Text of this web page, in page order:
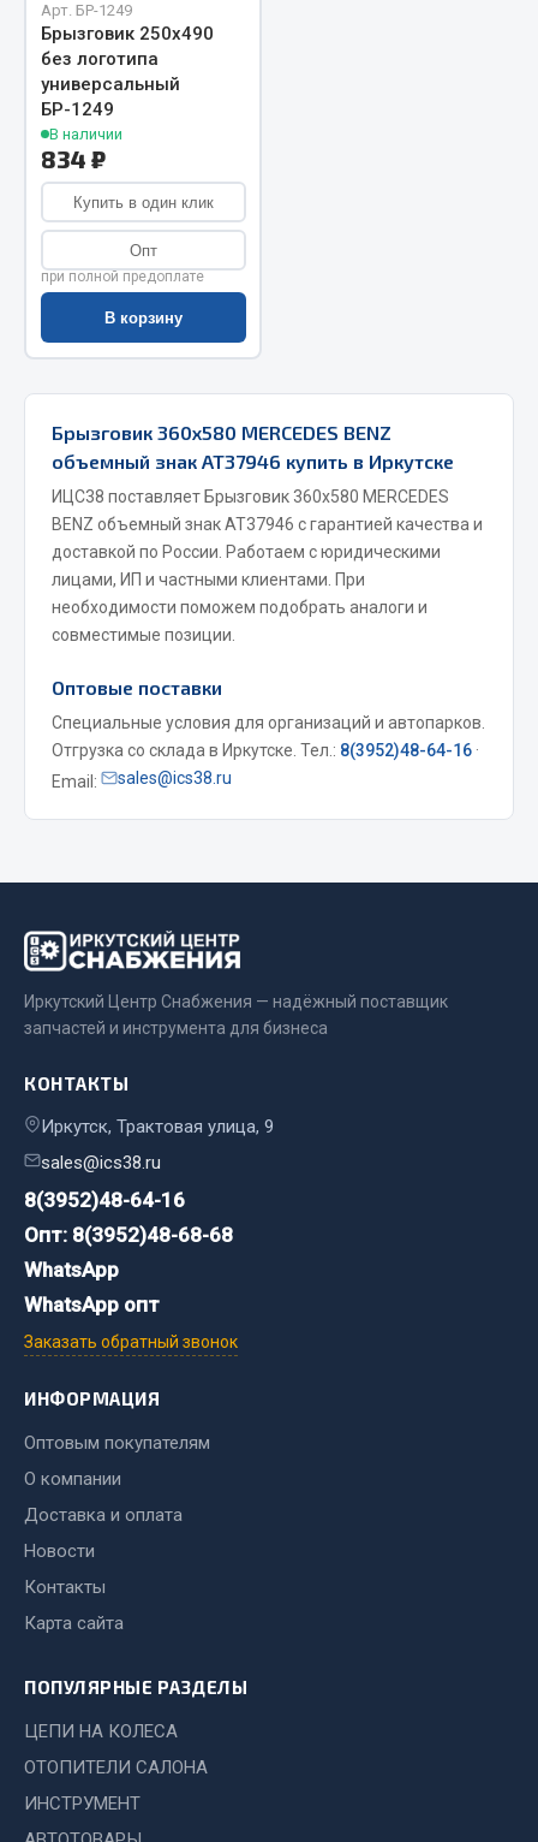
Выключатели кнопочные
Выключатель массы
Изолента
Весь раздел
Запчасти на полуприцепы
Амортизаторы для полуприцепов
Запчасти КамАЗ
Двигатель
Система питания
Система выпуска газа
Система охлаждения
Сцепление
Коробка передач ZF
Показать ещё
Система питания
Подвеска
Тормозная система
Двери
Двигатель
Электрооборудование
Весь раздел
Запчасти Урал
Двигатель
Система выпуска газа
Система охлаждения
Сцепление
Тормозная система
Запчасти ЯМЗ
Система питания
Арт. БР-1249
Брызговик 250х490
без логотипа
универсальный
БР-1249
В наличии
834 ₽
Купить в один клик
Опт
при полной предоплате
В корзину
Брызговик 360х580 MERCEDES BENZ
объемный знак АТ37946 купить в Иркутске
ИЦС38 поставляет Брызговик 360х580 MERCEDES
BENZ объемный знак АТ37946 с гарантией качества и
доставкой по России. Работаем с юридическими
лицами, ИП и частными клиентами. При
необходимости поможем подобрать аналоги и
совместимые позиции.
Оптовые поставки
Специальные условия для организаций и автопарков.
Отгрузка со склада в Иркутске. Тел.: 8(3952)48-64-16 ·
Email:
sales@ics38.ru
Иркутский Центр Снабжения — надёжный поставщик
запчастей и инструмента для бизнеса
КОНТАКТЫ
Иркутск, Трактовая улица, 9
sales@ics38.ru
8(3952)48-64-16
Опт: 8(3952)48-68-68
WhatsApp
WhatsApp опт
Заказать обратный звонок
ИНФОРМАЦИЯ
Оптовым покупателям
О компании
Доставка и оплата
Новости
Контакты
Карта сайта
ПОПУЛЯРНЫЕ РАЗДЕЛЫ
ЦЕПИ НА КОЛЕСА
ОТОПИТЕЛИ САЛОНА
ИНСТРУМЕНТ